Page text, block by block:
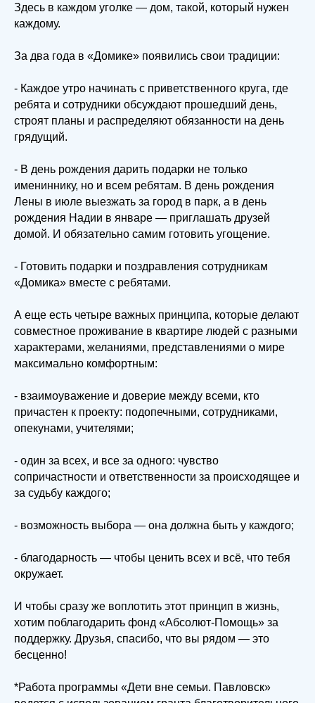
Здесь в каждом уголке — дом, такой, который нужен
каждому.
За два года в «Домике» появились свои традиции:
- Каждое утро начинать с приветственного круга, где
ребята и сотрудники обсуждают прошедший день,
строят планы и распределяют обязанности на день
грядущий.
- В день рождения дарить подарки не только
имениннику, но и всем ребятам. В день рождения
Лены в июле выезжать за город в парк, а в день
рождения Надии в январе — приглашать друзей
домой. И обязательно самим готовить угощение.
- Готовить подарки и поздравления сотрудникам
«Домика» вместе с ребятами.
А еще есть четыре важных принципа, которые делают
совместное проживание в квартире людей с разными
характерами, желаниями, представлениями о мире
максимально комфортным:
- взаимоуважение и доверие между всеми, кто
причастен к проекту: подопечными, сотрудниками,
опекунами, учителями;
- один за всех, и все за одного: чувство
сопричастности и ответственности за происходящее и
за судьбу каждого;
- возможность выбора — она должна быть у каждого;
- благодарность — чтобы ценить всех и всё, что тебя
окружает.
И чтобы сразу же воплотить этот принцип в жизнь,
хотим поблагодарить фонд «Абсолют-Помощь» за
поддержку. Друзья, спасибо, что вы рядом — это
бесценно!
*Работа программы «Дети вне семьи. Павловск»